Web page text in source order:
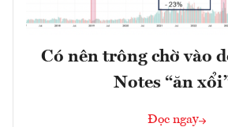
Có nên trông chờ vào
Notes “ăn
Đọc ngay